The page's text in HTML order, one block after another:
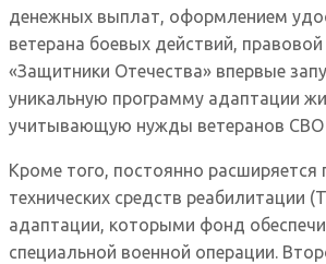
денежных выплат, оформлением
ветерана боевых действий,
«Защитники Отечества» впервые
уникальную программу адаптации
учитывающую нужды ветеранов СВО
Кроме того, постоянно расширяется
технических средств реабилитации
адаптации, которыми фонд
специальной военной операции.